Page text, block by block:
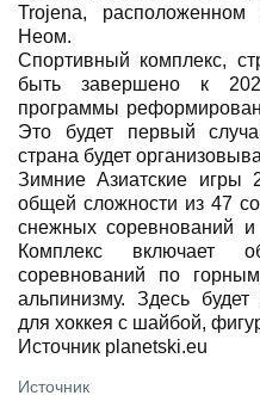
Trojena, расположенном
Неом.
Спортивный комплекс,
быть завершено к
программы
Это будет первый
страна будет
Зимние Азиатские игры
общей сложности из 47
снежных соревнований
Комплекс включает
соревнований по
альпинизму. Здесь
для хоккея с шайбой,
Источник planetski.eu
Источник